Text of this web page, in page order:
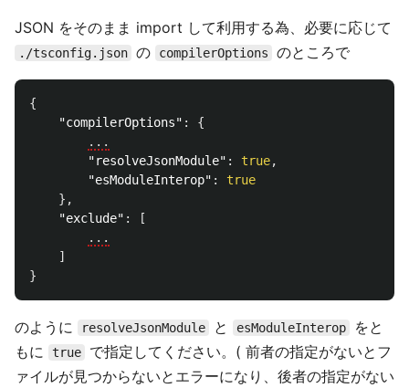
JSON をそのまま import して利用する為、必要に応じて
./tsconfig.json の compilerOptions のところで
{
"compilerOptions" :
{
...
"resolveJsonModule" : true,
"esModuleInterop" :
true
},
"exclude" :
[
...
]
}
のように resolveJsonModule と esModuleInterop
をと
もに
true
で指定してください。( 前者の指定がないとフ
ァイルが見つからないとエラーになり、後者の指定がない